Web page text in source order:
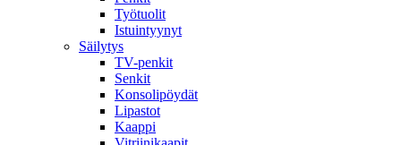
Työtuolit
Istuintyynyt
Säilytys
TV-penkit
Senkit
Konsolipöydät
Lipastot
Kaappi